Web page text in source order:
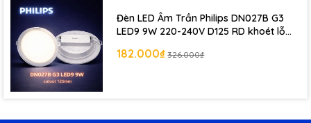
Khu vực cần ánh sáng mạnh hơn máng đơn
Các không gian cần lắp2 bóng tuýp LED T8 dài
1m2
Đèn LED Âm Trần Philips DN027B G3
LED9 9W 220-240V D125 RD khoét lỗ
182.000₫ 326.000₫